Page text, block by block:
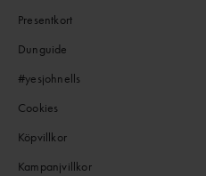
Presentkort
Dunguide
#yesjohnells
Cookies
Köpvillkor
Kampanjvillkor